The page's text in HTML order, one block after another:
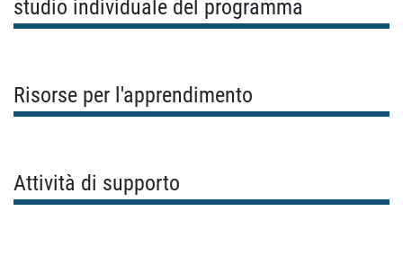
studio individuale del programma
Risorse per l'apprendimento
Attività di supporto